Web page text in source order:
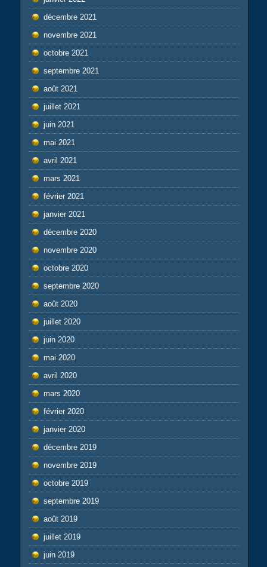
décembre 2021
novembre 2021
octobre 2021
septembre 2021
août 2021
juillet 2021
juin 2021
mai 2021
avril 2021
mars 2021
février 2021
janvier 2021
décembre 2020
novembre 2020
octobre 2020
septembre 2020
août 2020
juillet 2020
juin 2020
mai 2020
avril 2020
mars 2020
février 2020
janvier 2020
décembre 2019
novembre 2019
octobre 2019
septembre 2019
août 2019
juillet 2019
juin 2019